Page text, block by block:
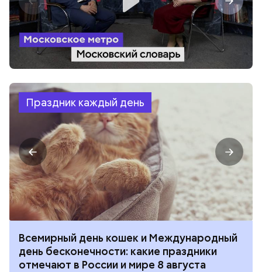
Праздник каждый день
Всемирный день кошек и Международный
день бесконечности: какие праздники
отмечают в России и мире 8 августа